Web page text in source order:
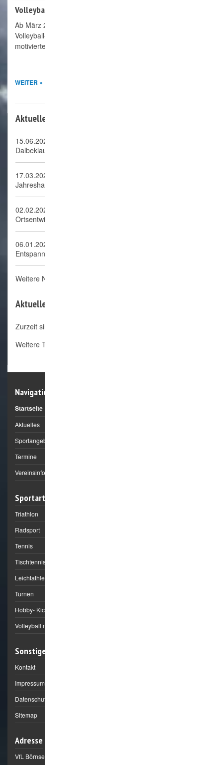
Volleyball
Ab März 2026 wird im VfL nun auch Volleyball gespielt. Das
Volleyball-Team (mixed Erwachsene) freut sich über weitere
motivierte Mitglieder.
WEITER »
Aktuelle News:
15.06.2026
Dalbeklauf Börnsen, neue Auflage ein voller Erfolg!
17.03.2026
Jahreshauptversammlung 2026
02.02.2026
Ortsentwicklungskonzept OEK Börnsen
06.01.2026
Entspannung, autogenes Training
Weitere News
Aktuelle Termine:
Zurzeit sind keine Nachrichten vorhanden.
Weitere Termine
Navigation
Startseite
Aktuelles
Sportangebote
Termine
Vereinsinformation
Sportarten
Triathlon
Radsport
Tennis
Tischtennis
Leichtathletik
Turnen
Hobby- Kick
Volleyball mixed
Sonstiges
Kontakt
Impressum
Datenschutz
Sitemap
Adresse
VfL Börnsen